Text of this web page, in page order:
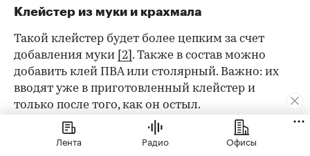
Клейстер из муки и крахмала
Такой клейстер будет более цепким за счет
добавления муки [2] . Также в состав можно
добавить клей ПВА или столярный. Важно: их
вводят уже в приготовленный клейстер и
только после того, как он остыл.
Что понадобится:
Лента Радио Офисы